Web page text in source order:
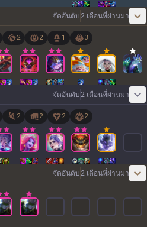
จัดอันดับ 2 เดือนที่ผ่านมา
2 2 1 3
จัดอันดับ 2 เดือนที่ผ่านมา
2 2 2 2
จัดอันดับ 2 เดือนที่ผ่านมา